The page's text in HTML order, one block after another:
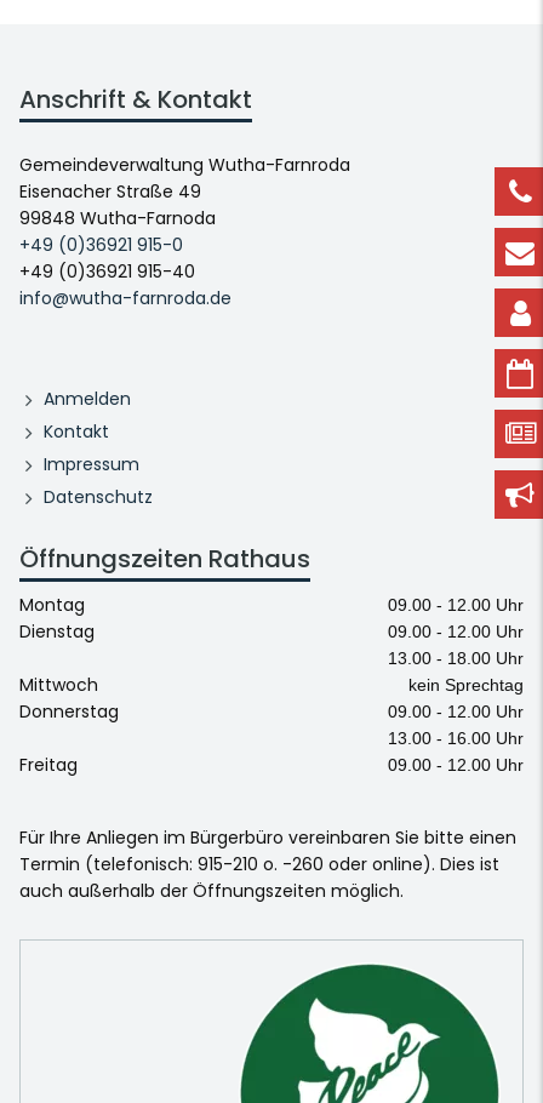
Anschrift & Kontakt
Gemeindeverwaltung Wutha-Farnroda
Eisenacher Straße 49
99848 Wutha-Farnoda
+49 (0)36921 915-0
+49 (0)36921 915-40
info@wutha-farnroda.de
Anmelden
Kontakt
Impressum
Datenschutz
Öffnungszeiten Rathaus
Montag 09.00 - 12.00 Uhr
Dienstag
09.00 - 12.00 Uhr
13.00 - 18.00 Uhr
Mittwoch kein Sprechtag
Donnerstag
09.00 - 12.00 Uhr
13.00 - 16.00 Uhr
Freitag 09.00 - 12.00 Uhr
Für Ihre Anliegen im Bürgerbüro vereinbaren Sie bitte einen
Termin (telefonisch: 915-210 o. -260 oder online). Dies ist
auch außerhalb der Öffnungszeiten möglich.